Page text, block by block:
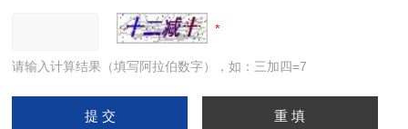
请输入计算结果（填写阿拉伯数字），如：三加四=7